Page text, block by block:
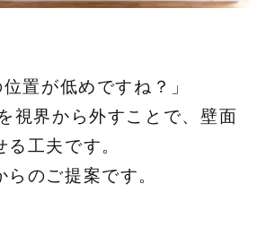
置が低めですね？」
界から外すことで、壁面
工夫です。
のご提案です。